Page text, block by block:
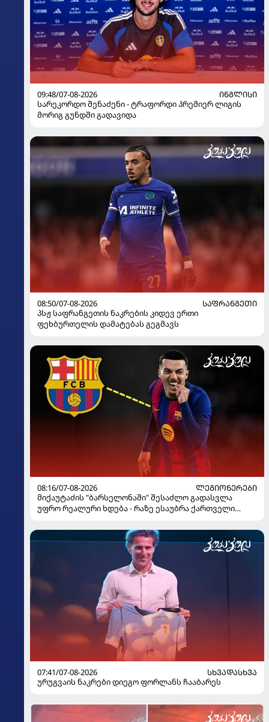
09:48/07-08-2026
ᲘᲜᲒᲚᲘᲡᲘ
სარეკორდო შენაძენი - ტრაფორდი პრემიერ ლიგის
მორიგ გუნდში გადავიდა
08:50/07-08-2026
ᲡᲐᲤᲠᲐᲜᲒᲔᲗᲘ
პსჟ საფრანგეთის ნაკრების კიდევ ერთი
ფეხბურთელის დამატებას გეგმავს
08:16/07-08-2026
ᲚᲔᲒᲘᲝᲜᲔᲠᲔᲑᲘ
მიქაუტაძის "ბარსელონაში" შესაძლო გადასვლა
უფრო რეალური ხდება - რაზე ესაუბრა ქართველი
07:41/07-08-2026
ᲡᲮᲕᲐᲓᲐᲡᲮᲕᲐ
ურუგვაის ნაკრები დიეგო ფორლანს ჩააბარეს